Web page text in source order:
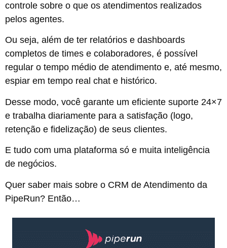
controle sobre o que os atendimentos realizados
pelos agentes.
Ou seja, além de ter relatórios e dashboards
completos de times e colaboradores, é possível
regular o tempo médio de atendimento e, até mesmo,
espiar em tempo real chat e histórico.
Desse modo, você garante um eficiente suporte 24×7
e trabalha diariamente para a satisfação (logo,
retenção e fidelização) de seus clientes.
E tudo com uma plataforma só e muita inteligência
de negócios.
Quer saber mais sobre o CRM de Atendimento da
PipeRun? Então…